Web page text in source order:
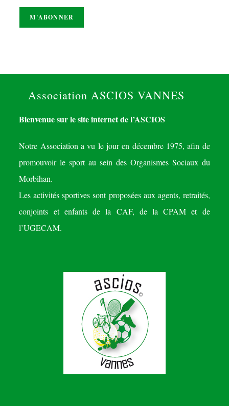
Association ASCIOS VANNES
Bienvenue sur le site internet de l’ASCIOS
Notre Association a vu le jour en décembre 1975, afin de
promouvoir le sport au sein des Organismes Sociaux du
Morbihan.
Les activités sportives sont proposées aux agents, retraités,
conjoints et enfants de la CAF, de la CPAM et de
l’UGECAM.